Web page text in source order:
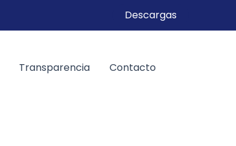
Descargas
Transparencia Contacto